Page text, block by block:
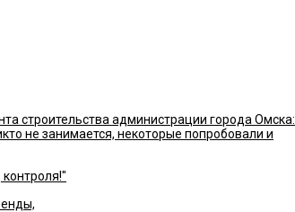
строительства администрации города Омска:
не занимается, некоторые попробовали и